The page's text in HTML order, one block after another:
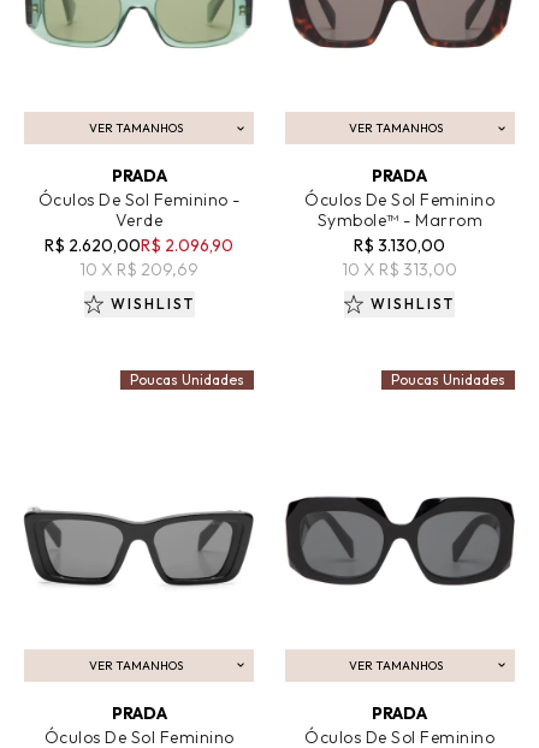
VER TAMANHOS
ADICIONAR AO CARRINHO
PRADA
Óculos De Sol Feminino -
Verde
R$ 2.620,00R$ 2.096,90
10 X R$ 209,69
WISHLIST
VER TAMANHOS
ADICIONAR AO CARRINHO
PRADA
Óculos De Sol Feminino
Symbole™ - Marrom
R$ 3.130,00
10 X R$ 313,00
WISHLIST
VER TAMANHOS
ADICIONAR AO CARRINHO
PRADA
Óculos De Sol Feminino
Poucas Unidades
VER TAMANHOS
ADICIONAR AO CARRINHO
PRADA
Óculos De Sol Feminino
Poucas Unidades